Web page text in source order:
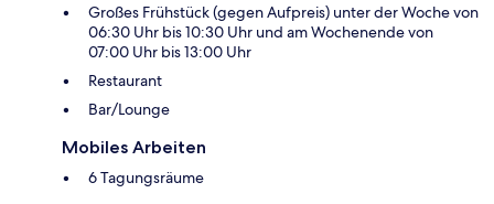
Großes Frühstück (gegen Aufpreis) unter der Woche von
06:30 Uhr bis 10:30 Uhr und am Wochenende von
07:00 Uhr bis 13:00 Uhr
Restaurant
Bar/Lounge
Mobiles Arbeiten
6 Tagungsräume